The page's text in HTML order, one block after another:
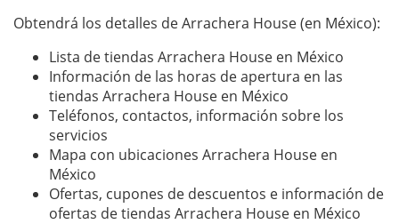
Obtendrá los detalles de Arrachera House (en México):
Lista de tiendas Arrachera House en México
Información de las horas de apertura en las
tiendas Arrachera House en México
Teléfonos, contactos, información sobre los
servicios
Mapa con ubicaciones Arrachera House en
México
Ofertas, cupones de descuentos e información de
ofertas de tiendas Arrachera House en México